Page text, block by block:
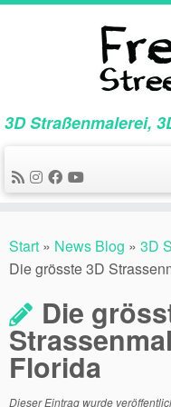
Zum
3D Straßenmalerei,
Start » News Blog » 3D
Die grösste 3D
Die
Florida
Dieser Eintrag wurde